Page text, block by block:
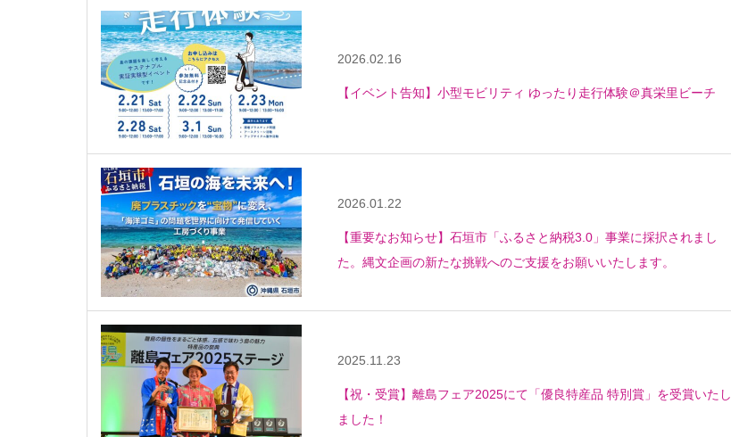
2026.02.16
【イベント告知】小型モビリティ ゆったり走行体験＠真栄里ビーチ
2026.01.22
【重要なお知らせ】石垣市「ふるさと納税3.0」事業に採択されまし
た。縄文企画の新たな挑戦へのご支援をお願いいたします。
2025.11.23
【祝・受賞】離島フェア2025にて「優良特産品 特別賞」を受賞いたし
ました！